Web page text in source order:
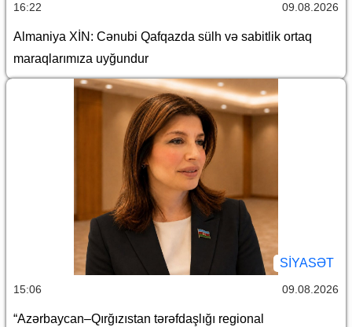
16:22 09.08.2026
Almaniya XİN: Cənubi Qafqazda sülh və sabitlik ortaq
maraqlarımıza uyğundur
SİYASƏT
15:06 09.08.2026
“Azərbaycan–Qırğızıstan tərəfdaşlığı regional